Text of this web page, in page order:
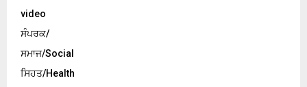
video
ਸੰਪਰਕ/
ਸਮਾਜ/Social
ਸਿਹਤ/Health